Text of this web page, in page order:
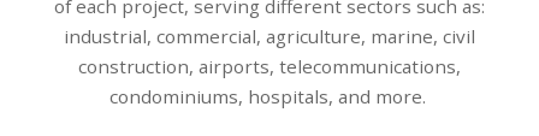
of each project, serving different sectors such as:
industrial, commercial, agriculture, marine, civil
construction, airports, telecommunications,
condominiums, hospitals, and more.